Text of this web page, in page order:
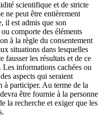
scientifique et de stricte
ne peut être entièrement
il est admis que son
comporte des éléments
à la règle du consentement
situations dans lesquelles
les résultats et de ce
Les informations cachées ou
aspects qui seraient
à participer. Au terme de la
être fournie à la personne
la recherche et exiger que les